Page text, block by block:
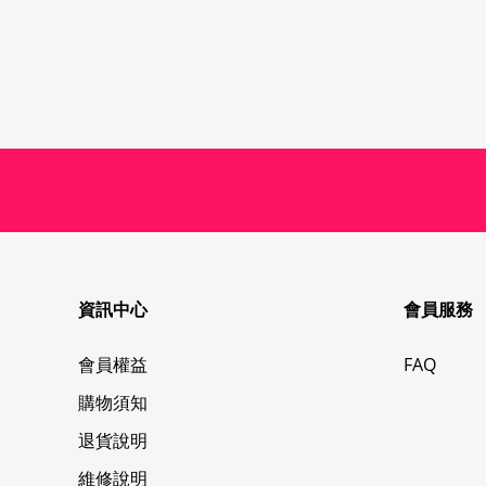
資訊中心
會員權益
購物須知
退貨說明
維修說明
會員服務
FAQ